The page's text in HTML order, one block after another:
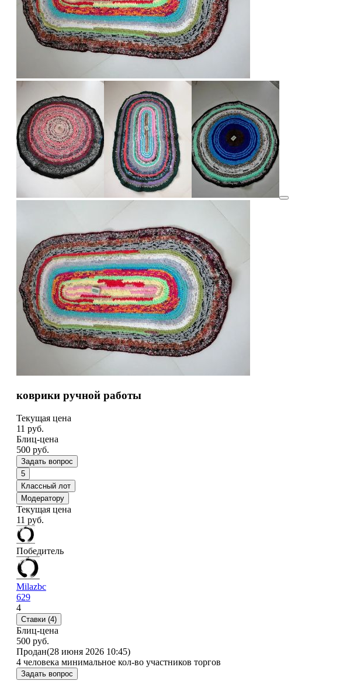
коврики ручной работы
Текущая цена
11 руб.
Блиц-цена
500 руб.
Задать вопрос
5
Классный лот
Модератору
Текущая цена
11 руб.
Победитель
Milazbc
629
4
Ставки (4)
Блиц-цена
500 руб.
Продан(28 июня 2026 10:45)
4 человека минимальное кол-во участников торгов
Задать вопрос